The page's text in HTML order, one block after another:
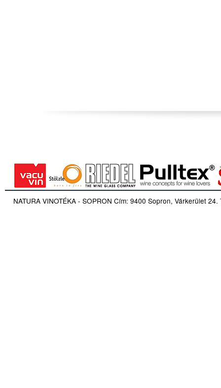
NATURA VINOTÉKA - SOPRON Cím: 9400 Sopron, Várkerület